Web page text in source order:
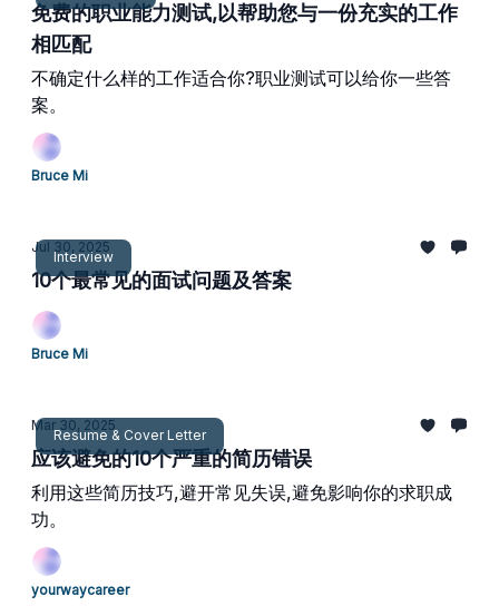
免费的职业能力测试,以帮助您与一份充实的工作
相匹配
不确定什么样的工作适合你?职业测试可以给你一些答
案。
Bruce Mi
Interview
Jul 30, 2025
10个最常见的面试问题及答案
Bruce Mi
Resume & Cover Letter
Mar 30, 2025
应该避免的10个严重的简历错误
利用这些简历技巧,避开常见失误,避免影响你的求职成
功。
yourwaycareer